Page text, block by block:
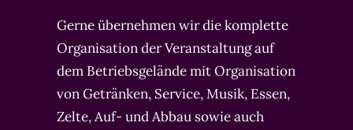
Gerne übernehmen wir die komplette
Organisation der Veranstaltung auf
dem Betriebsgelände mit Organisation
von Getränken, Service, Musik, Essen,
Zelte, Auf- und Abbau sowie auch